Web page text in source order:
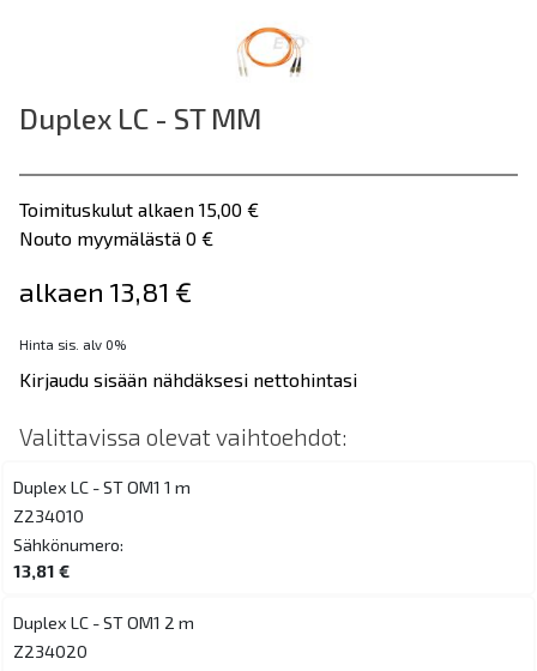
Duplex LC - ST MM
Toimituskulut alkaen 15,00 €
Nouto myymälästä 0 €
alkaen 13,81 €
Hinta sis. alv 0%
Kirjaudu sisään nähdäksesi nettohintasi
Valittavissa olevat vaihtoehdot:
Duplex LC - ST OM1 1 m
Z234010
Sähkönumero:
13,81 €
Duplex LC - ST OM1 2 m
Z234020